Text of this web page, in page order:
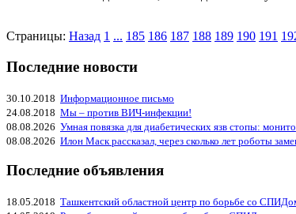
Страницы: Назад 1 ... 185 186 187 188 189 190 191
Последние новости
30.10.2018 Информационное письмо
24.08.2018 Мы – против ВИЧ-инфекции!
08.08.2026 Умная повязка для диабетических язв стопы:
08.08.2026 Илон Маск рассказал, через сколько лет роботы
Последние объявления
18.05.2018 Ташкентский областной центр по борьбе со